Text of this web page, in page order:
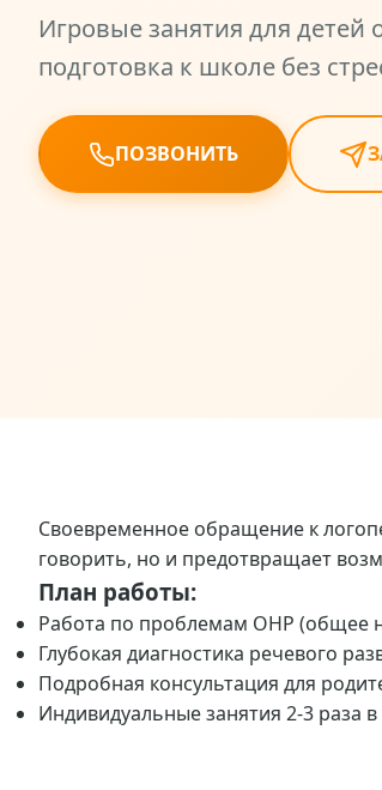
Игровые занятия для детей
подготовка к школе без
ПОЗВОНИТЬ
Своевременное обращение к
говорить, но и предотвращает
План работы:
Работа по проблемам ОНР (общее
Глубокая диагностика речевого
Подробная консультация для
Индивидуальные занятия 2-3 раза